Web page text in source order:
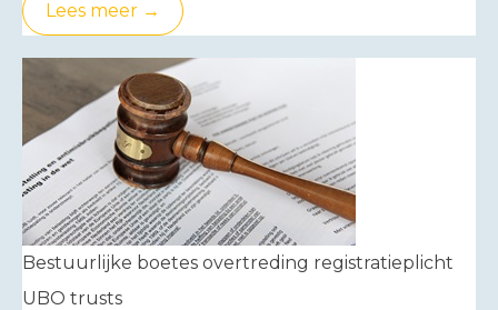
Lees meer →
Bestuurlijke boetes overtreding registratieplicht
UBO trusts